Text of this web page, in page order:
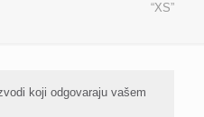
“XS”
koji odgovaraju vašem